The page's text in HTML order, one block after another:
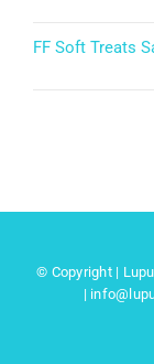
FF Soft Treats
© Copyright |
|